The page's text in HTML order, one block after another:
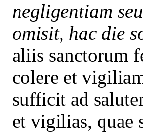
negligentiam
omisit, hac die
aliis sanctorum
colere et
sufficit ad
et vigilias, quae